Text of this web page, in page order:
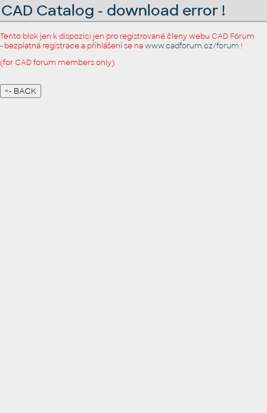
CAD Catalog - download error !
Tento blok jen k dispozici jen pro registrované členy webu CAD Fórum
- bezplatná registrace a přihlášení se nawww.cadforum.cz/forum !
(for CAD forum members only)